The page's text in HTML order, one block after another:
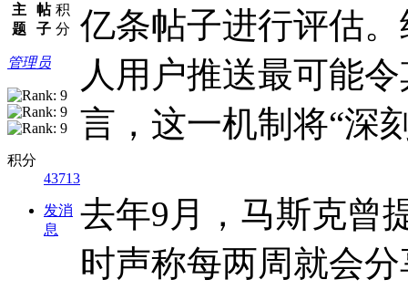
主
题
帖
子
积
分
管理员
积分
43713
发消
息
亿条帖子进行评估
人用户推送最可能
言，这一机制将“深
去年9月，马斯克曾
时声称每两周就会